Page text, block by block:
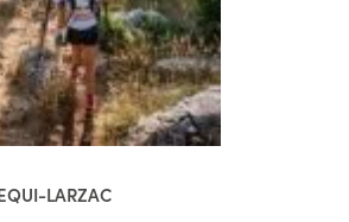
LARZAC